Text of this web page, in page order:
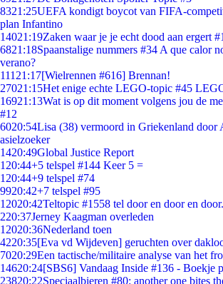
8321:25UEFA kondigt boycot van FIFA-
plan Infantino
14021:19Zaken waar je je echt dood aan ergert
6821:18Spaanstalige nummers #34 A que calor
verano?
111 21:17[Wielrennen #616] Brennan!
27021:15Het enige echte LEGO-topic #45
16921:13Wat is op dit moment volgens jou de
#12
6020:54Lisa (38) vermoord in Griekenland door
asielzoeker
1420:49Global Justice Report
1 20:44+5 telspel #144 Keer 5 =
1 20:44+9 telspel #74
9920:42+7 telspel #95
12020:42Teltopic #1558 tel door en door en
220:37Jerney Kaagman overleden
12020:36Nederland toen
4220:35[Eva vd Wijdeven] geruchten over
7020:29Een tactische/militaire analyse van het
14620:24[SBS6] Vandaag Inside #136 - Boekje
23820:22Speciaalbieren #80: another one bites